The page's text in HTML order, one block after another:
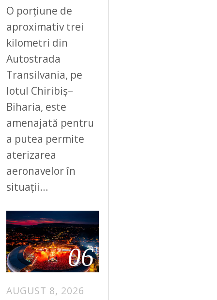
O porțiune de
aproximativ trei
kilometri din
Autostrada
Transilvania, pe
lotul Chiribiș–
Biharia, este
amenajată pentru
a putea permite
aterizarea
aeronavelor în
situații…
06
AUGUST 8, 2026